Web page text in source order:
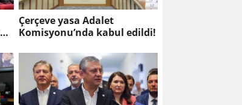
Çerçeve yasa Adalet
Komisyonu’nda kabul edildi!